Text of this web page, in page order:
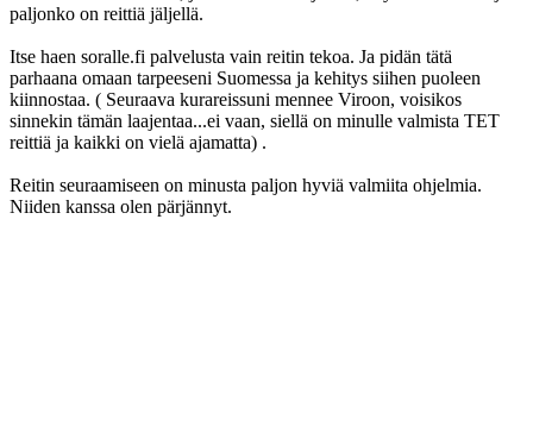
paljonko on reittiä jäljellä.
Itse haen soralle.fi palvelusta vain reitin tekoa. Ja pidän tätä
parhaana omaan tarpeeseni Suomessa ja kehitys siihen puoleen
kiinnostaa. ( Seuraava kurareissuni mennee Viroon, voisikos
sinnekin tämän laajentaa...ei vaan, siellä on minulle valmista TET
reittiä ja kaikki on vielä ajamatta) .
Reitin seuraamiseen on minusta paljon hyviä valmiita ohjelmia.
Niiden kanssa olen pärjännyt.